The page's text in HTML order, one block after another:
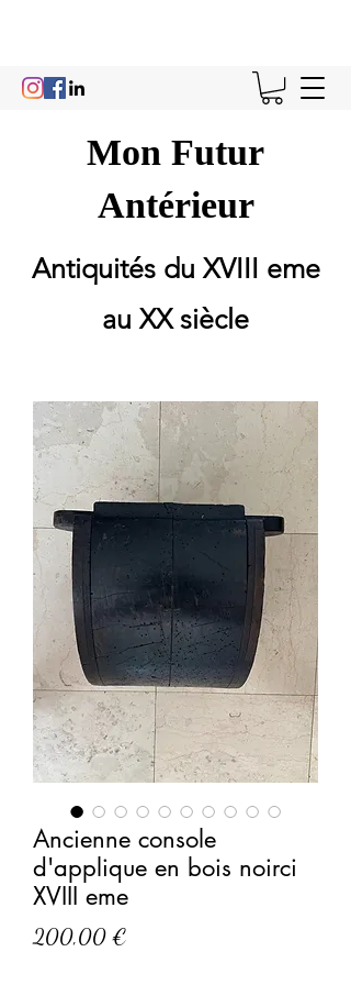
Mon Futur
Antérieur
Antiquités du XVIII eme
au XX siècle
Ancienne console
d'applique en bois noirci
XVIII eme
200,00 €